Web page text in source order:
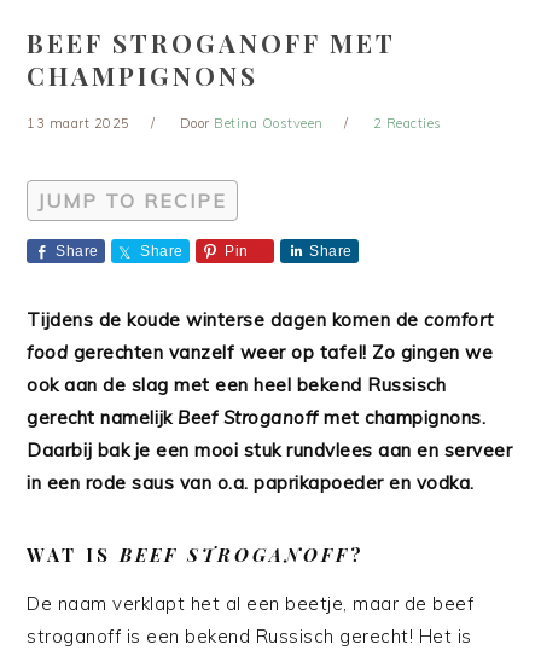
BEEF STROGANOFF MET
CHAMPIGNONS
13 maart 2025 Door Betina Oostveen 2 Reacties
JUMP TO RECIPE
Share Share Pin Share
Tijdens de koude winterse dagen komen decomfort
food gerechten vanzelf weer op tafel! Zo gingen we
ook aan de slag met een heel bekend Russisch
gerecht namelijk Beef Stroganoffmet champignons.
Daarbij bak je een mooi stuk rundvlees aan en serveer
in een rode saus van o.a. paprikapoeder en vodka.
WAT ISBEEF STROGANOFF?
De naam verklapt het al een beetje, maar de beef
stroganoff is een bekend Russisch gerecht! Het is